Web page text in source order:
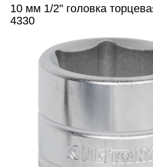
10 мм 1/2" головка
4330